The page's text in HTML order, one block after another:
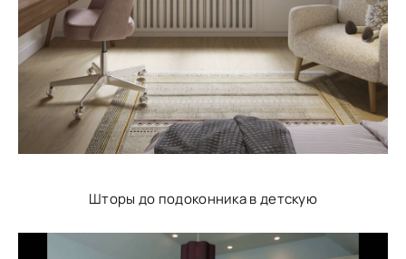
Шторы до подоконника в детскую